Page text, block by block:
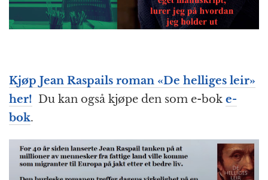
Kjøp Jean Raspails roman «De helliges leir»
her! Du kan også kjøpe den som e-bok e-
bok.